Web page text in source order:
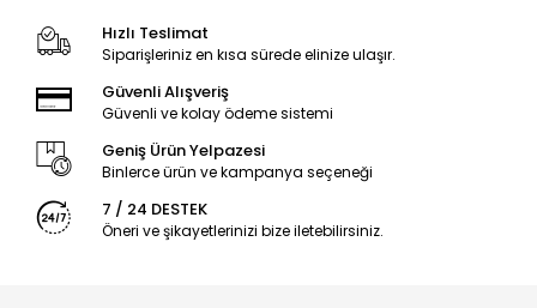
Hızlı Teslimat
Siparişleriniz en kısa sürede elinize ulaşır.
Güvenli Alışveriş
Güvenli ve kolay ödeme sistemi
Geniş Ürün Yelpazesi
Binlerce ürün ve kampanya seçeneği
7 / 24 DESTEK
Öneri ve şikayetlerinizi bize iletebilirsiniz.